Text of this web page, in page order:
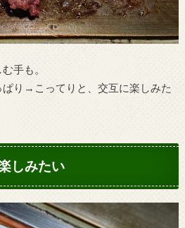
手も。
り→こってりと、交互に楽しみた
しみたい